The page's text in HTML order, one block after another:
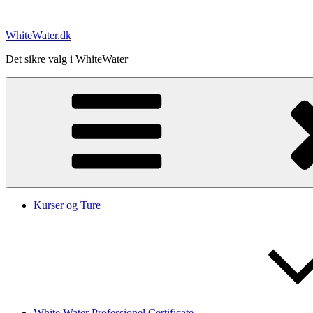
indhold
WhiteWater.dk
Det sikre valg i WhiteWater
Kurser og Ture